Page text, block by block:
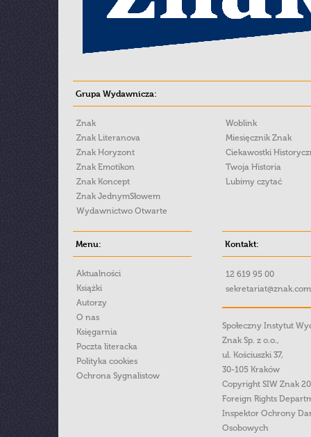
Grupa Wydawnicza:
Znak
Znak Literanova
Znak Horyzont
Znak Emotikon
Znak Koncept
Znak JednymSłowem
Wydawnictwo Otwarte
Woblink
Miesięcznik Znak
Ciekawostki
Twoja Historia
Lubimy czytać
Menu:
Aktualności
Książki
Autorzy
O nas
Księgarnia
Poczta literacka
Polityka cookies
Ochrona Sygnalistow
Kontakt:
12 619 95 00
Społeczny Instytut
Znak Sp. z o.o.,
ul. Kościuszki 37,
30-105 Kraków
Copyright SIW Znak
Foreign Rights
Inspektor Ochrony
Osobowych